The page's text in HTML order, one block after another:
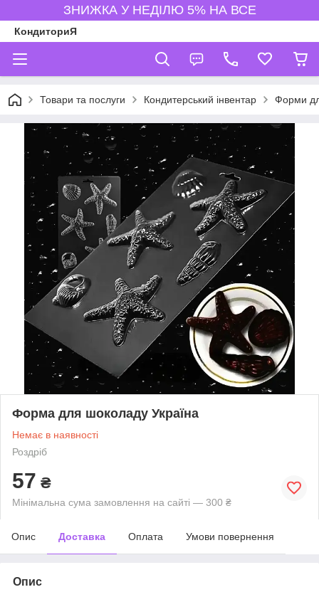
ЗНИЖКА У НЕДІЛЮ 5% НА ВСЕ
КондиториЯ
Товари та послуги Кондитерський інвентар Форми
Форма для шоколаду Україна
Немає в наявності
Роздріб
57 ₴
Мінімальна сума замовлення на сайті — 300 ₴
Опис Доставка Оплата Умови повернення
Опис